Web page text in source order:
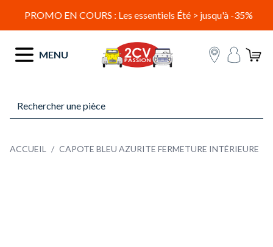
PROMO EN COURS : Les essentiels Été > jusqu'à -35%
MENU
ACCUEIL / CAPOTE BLEU AZURITE FERMETURE INTÉRIEURE